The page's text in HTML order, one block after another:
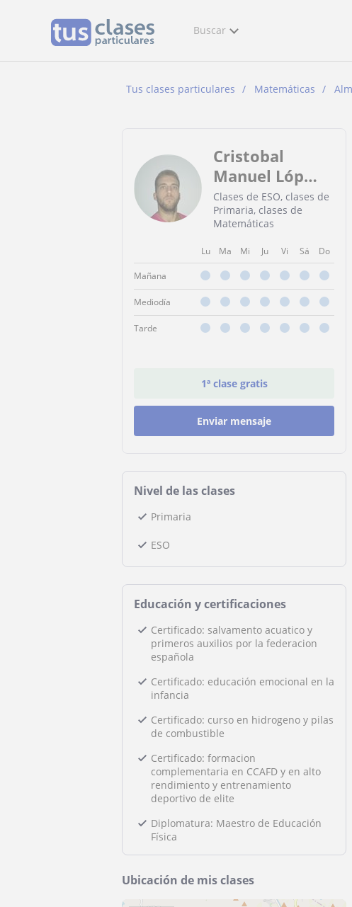
Buscar
Tus clases particulares Matemáticas
Cristobal
Manuel López
Fernández
López
Clases de ESO, clases de
Primaria, clases de
Matemáticas
Lu Ma Mi Ju Vi Sá Do
Mañana
Mediodía
Tarde
1ª clase gratis
Enviar mensaje
Nivel de las clases
Primaria
ESO
Educación y certificaciones
Certificado: salvamento acuatico y
primeros auxilios por la federacion
española
Certificado: educación emocional en la
infancia
Certificado: curso en hidrogeno y pilas
de combustible
Certificado: formacion
complementaria en CCAFD y en alto
rendimiento y entrenamiento
deportivo de elite
Diplomatura: Maestro de Educación
Física
Ubicación de mis clases